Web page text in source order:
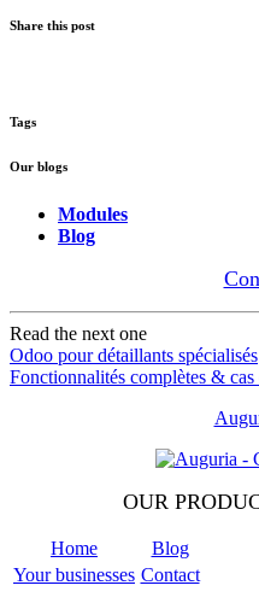
Share this post
Tags
Our blogs
Modules
Blog
Read the next one
Odoo pour détaillants spécialisés
Fonctionnalités complètes &
OUR
Home
Blog
Your businesses Contact